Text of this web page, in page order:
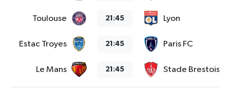
Toulouse 21:45 Lyon
Estac Troyes 21:45 Paris FC
Le Mans 21:45 Stade Brestois